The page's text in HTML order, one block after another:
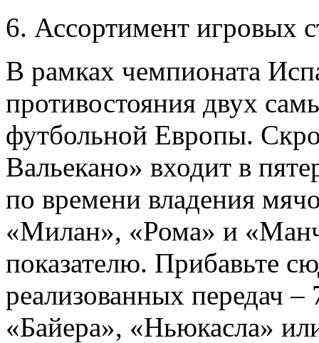
6. Ассортимент игровых
В рамках чемпионата
противостояния двух
футбольной Европы.
Вальекано» входит в
по времени владения
«Милан», «Рома» и
показателю. Прибавьте
реализованных передач
«Байера», «Ньюкасла»